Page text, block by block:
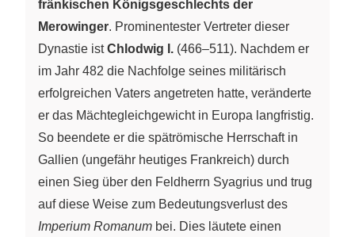
fränkischen Königsgeschlechts der
Merowinger. Prominentester Vertreter dieser
Dynastie istChlodwig I. (466–511). Nachdem er
im Jahr 482 die Nachfolge seines militärisch
erfolgreichen Vaters angetreten hatte, veränderte
er das Mächtegleichgewicht in Europa langfristig.
So beendete er die spätrömische Herrschaft in
Gallien (ungefähr heutiges Frankreich) durch
einen Sieg über den Feldherrn Syagrius und trug
auf diese Weise zum Bedeutungsverlust des
Imperium Romanum bei. Dies läutete einen